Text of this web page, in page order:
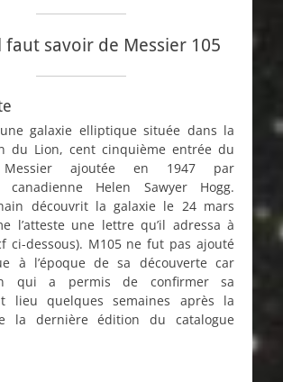
faut savoir de Messier 105
galaxie elliptique située dans la
du Lion, cent cinquième entrée du
Messier ajoutée en 1947 par
canadienne Helen Sawyer Hogg.
découvrit la galaxie le 24 mars
l’atteste une lettre qu’il adressa à
ci-dessous). M105 ne fut pas ajouté
à l’époque de sa découverte car
qui a permis de confirmer sa
lieu quelques semaines après la
la dernière édition du catalogue